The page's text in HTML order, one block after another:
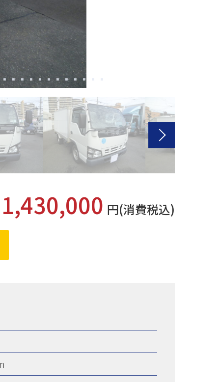
1,430,000 円(消費税込)